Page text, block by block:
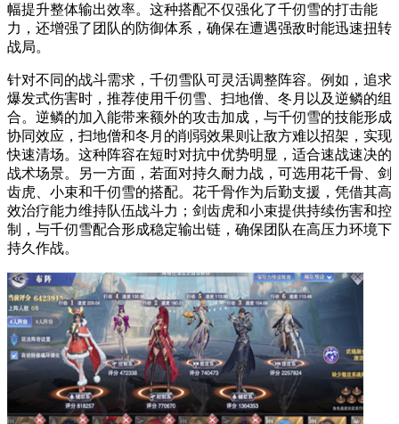
幅提升整体输出效率。这种搭配不仅强化了千仞雪的打击能
力，还增强了团队的防御体系，确保在遭遇强敌时能迅速扭转
战局。
针对不同的战斗需求，千仞雪队可灵活调整阵容。例如，追求
爆发式伤害时，推荐使用千仞雪、扫地僧、冬月以及逆鳞的组
合。逆鳞的加入能带来额外的攻击加成，与千仞雪的技能形成
协同效应，扫地僧和冬月的削弱效果则让敌方难以招架，实现
快速清场。这种阵容在短时对抗中优势明显，适合速战速决的
战术场景。另一方面，若面对持久耐力战，可选用花千骨、剑
齿虎、小束和千仞雪的搭配。花千骨作为后勤支援，凭借其高
效治疗能力维持队伍战斗力；剑齿虎和小束提供持续伤害和控
制，与千仞雪配合形成稳定输出链，确保团队在高压力环境下
持久作战。